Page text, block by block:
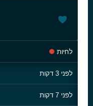
לחיות
לפני 3 דקות
לפני 7 דקות